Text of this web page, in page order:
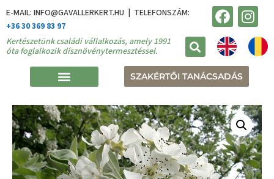
E-MAIL: INFO@GAVALLERKERT.HU | TELEFONSZÁM:
+36 30 369 83 97
Kertészetünk családi vállalkozás, amely 1991
óta foglalkozik dísznövénytermesztéssel.
SZAKÉRTŐI TANÁCSADÁS